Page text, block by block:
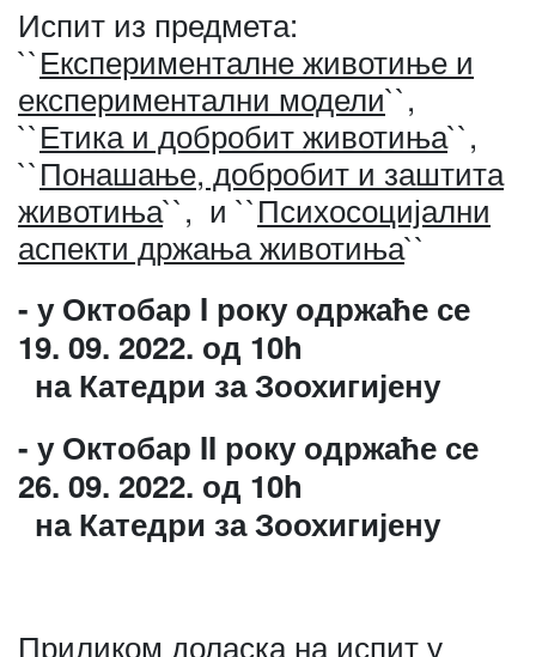
Испит из предмета:
``Експерименталне животиње и
експериментални модели``,
``Етика и добробит животиња``,
``Понашање, добробит и заштита
животиња``, и ``Психосоцијални
аспекти држања животиња``
- у Октобар I року одржаће се
19. 09. 2022. од 10h
на Катедри за Зоохигијену
- у Октобар II року одржаће се
26. 09. 2022. од 10h
на Катедри за Зоохигијену
Приликом доласка на испит у